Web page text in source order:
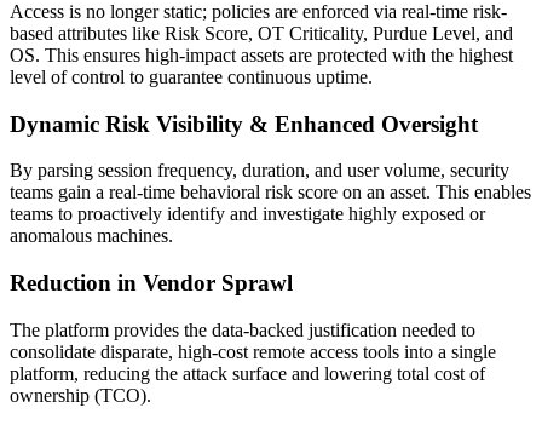
Access is no longer static; policies are enforced via real-time risk-
based attributes like Risk Score, OT Criticality, Purdue Level, and
OS. This ensures high-impact assets are protected with the highest
level of control to guarantee continuous uptime.
Dynamic Risk Visibility & Enhanced Oversight
By parsing session frequency, duration, and user volume, security
teams gain a real-time behavioral risk score on an asset. This enables
teams to proactively identify and investigate highly exposed or
anomalous machines.
Reduction in Vendor Sprawl
The platform provides the data-backed justification needed to
consolidate disparate, high-cost remote access tools into a single
platform, reducing the attack surface and lowering total cost of
ownership (TCO).